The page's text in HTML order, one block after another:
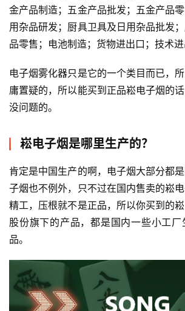
金产品制造；五金产品批发；五金产品
用杂品研发；厨具卫具及日用杂品批发
品零售；电池制造；货物进出口；技术进
电子烟雾化器只是它的一个类目而已，
庸置疑的，所以能买到正品崧电子烟的
没问题的。
崧电子烟是哪里生产的？
肯定是中国生产的啊，电子烟大部分都
子烟也不例外，只不过在国内售卖的崧
精工，压根就不是正品，所以你买到的
股份旗下的产品，都是国内一些小工
品。